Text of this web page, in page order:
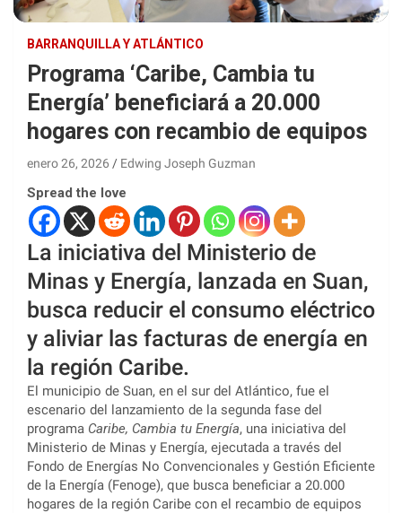
BARRANQUILLA Y ATLÁNTICO
Programa ‘Caribe, Cambia tu
Energía’ beneficiará a 20.000
hogares con recambio de equipos
enero 26, 2026 Edwing Joseph Guzman
Spread the love
La iniciativa del Ministerio de
Minas y Energía, lanzada en Suan,
busca reducir el consumo eléctrico
y aliviar las facturas de energía en
la región Caribe.
El municipio de Suan, en el sur del Atlántico, fue el
escenario del lanzamiento de la segunda fase del
programa Caribe, Cambia tu Energía, una iniciativa del
Ministerio de Minas y Energía, ejecutada a través del
Fondo de Energías No Convencionales y Gestión Eficiente
de la Energía (Fenoge), que busca beneficiar a 20.000
hogares de la región Caribe con el recambio de equipos